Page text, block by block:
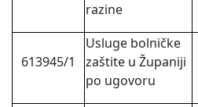
razine
613945/1
Usluge bolničke
zaštite u Županiji
po ugovoru